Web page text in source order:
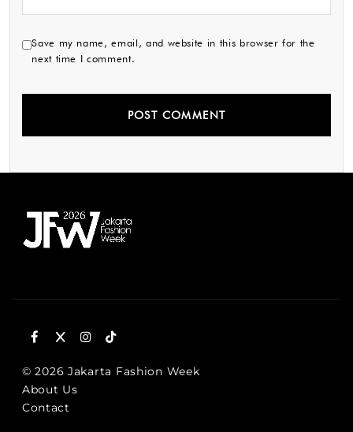
Save my name, email, and website in this browser for the
next time I comment.
© 2026 Jakarta Fashion Week
About Us
Contact